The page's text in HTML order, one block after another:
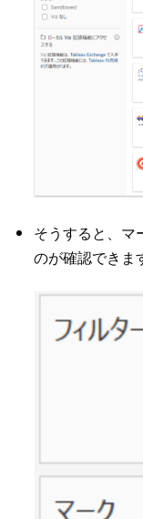
そうすると、マ
のが確認できま